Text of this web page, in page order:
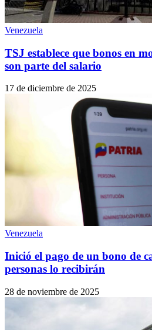
Venezuela
TSJ establece que bonos en
son parte del salario
17 de diciembre de 2025
Venezuela
Inició el pago de un bono de
personas lo recibirán
28 de noviembre de 2025